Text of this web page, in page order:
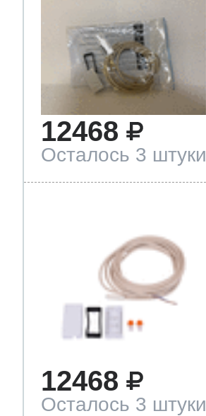
12468
Осталось 3 штуки
12468
Осталось 3 штуки